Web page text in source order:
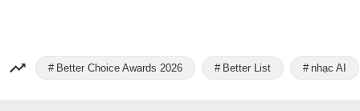
Better Choice Awards 2026 Better List nhạc AI